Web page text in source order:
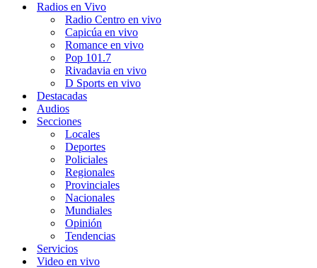
navegaciónRadios en Vivo
Radio Centro en vivo
Capicúa en vivo
Romance en vivo
Pop 101.7
Rivadavia en vivo
D Sports en vivo
Destacadas
Audios
Secciones
Locales
Deportes
Policiales
Regionales
Provinciales
Nacionales
Mundiales
Opinión
Tendencias
Servicios
Video en vivo